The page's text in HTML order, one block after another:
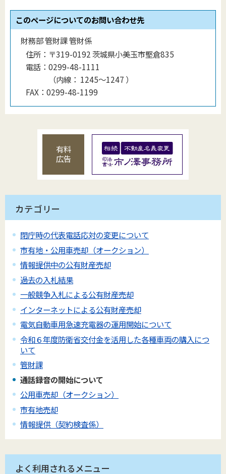
このページについてのお問い合わせ先
財務部 管財課 管財係
住所： 〒319-0192 茨城県小美玉市堅倉835
電話： 0299-48-1111
（内線 ： 1245～1247 ）
FAX： 0299-48-1199
有料
広告
カテゴリー
閉庁時の代表電話応対の変更について
市有地・公用車売却（オークション）
情報提供中の公有財産売却
過去の入札結果
一般競争入札による公有財産売却
インターネットによる公有財産売却
電気自動車用急速充電器の運用開始について
令和６年度防衛省交付金を活用した各種車両の購入につ
いて
管財課
通話録音の開始について
公用車売却（オークション）
市有地売却
情報提供（契約検査係）
よく利用されるメニュー